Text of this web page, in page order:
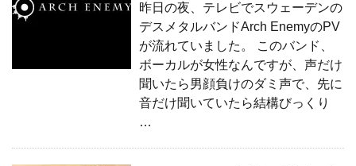
昨日の夜、テレビでスウェーデンの
デスメタルバンドArch EnemyのPV
が流れていました。 このバンド、
ボーカルが女性なんですが、声だけ
聞いたら男顔負けのダミ声で、先に
音だけ聞いていたら結構びっくり
…